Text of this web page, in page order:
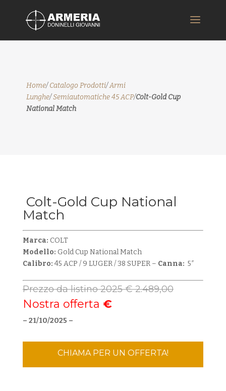
Home/Catalogo Prodotti/Armi
Lunghe/Semiautomatiche 45 ACP/Colt-Gold Cup
National Match
Colt-Gold Cup National
Match
Marca: COLT
Modello: Gold Cup National Match
Calibro: 45 ACP / 9 LUGER / 38 SUPER – Canna: 5″
Prezzo da listino 2025 € 2.489,00
Nostra offerta €
– 21/10/2025 –
CHIAMA PER UN OFFERTA!